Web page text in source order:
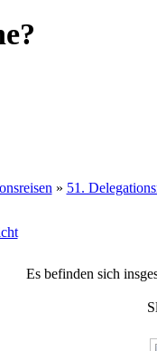
» 51.
Es befinden sich